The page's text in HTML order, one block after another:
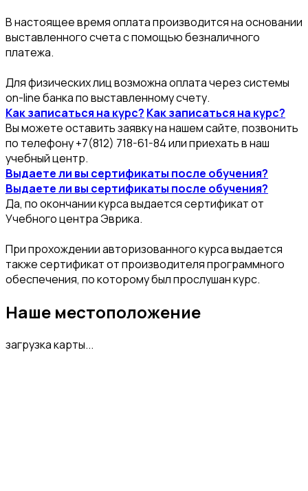
В настоящее время оплата производится на основании
выставленного счета с помощью безналичного
платежа.
Для физических лиц возможна оплата через системы
on-line банка по выставленному счету.
Как записаться на курс? Как записаться на курс?
Вы можете оставить заявку на нашем сайте, позвонить
по телефону +7(812) 718-61-84 или приехать в наш
учебный центр.
Выдаете ли вы сертификаты после обучения?
Выдаете ли вы сертификаты после обучения?
Да, по окончании курса выдается сертификат от
Учебного центра Эврика.
При прохождении авторизованного курса выдается
также сертификат от производителя программного
обеспечения, по которому был прослушан курс.
Наше местоположение
загрузка карты...